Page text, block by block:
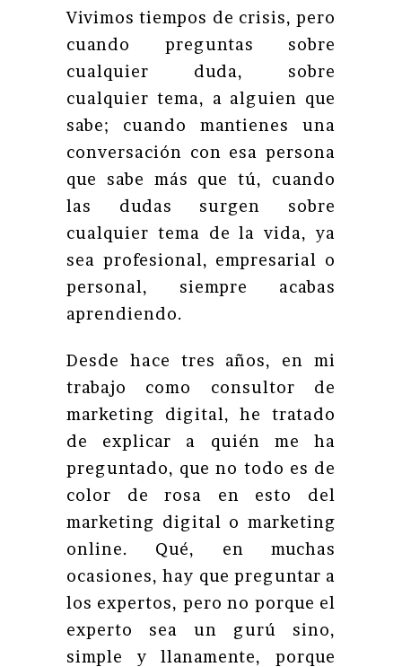
Vivimos tiempos de crisis, pero
cuando preguntas sobre
cualquier duda, sobre
cualquier tema, a alguien que
sabe; cuando mantienes una
conversación con esa persona
que sabe más que tú, cuando
las dudas surgen sobre
cualquier tema de la vida, ya
sea profesional, empresarial o
personal, siempre acabas
aprendiendo.
Desde hace tres años, en mi
trabajo como consultor de
marketing digital, he tratado
de explicar a quién me ha
preguntado, que no todo es de
color de rosa en esto del
marketing digital o marketing
online. Qué, en muchas
ocasiones, hay que preguntar a
los expertos, pero no porque el
experto sea un gurú sino,
simple y llanamente, porque